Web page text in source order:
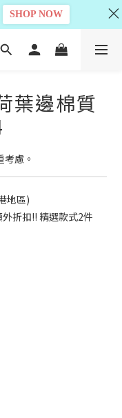
葉邊棉質
慮。
地區)
折扣!! 精選款式2件
SHOP NOW